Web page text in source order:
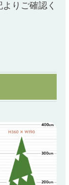
りご確認く